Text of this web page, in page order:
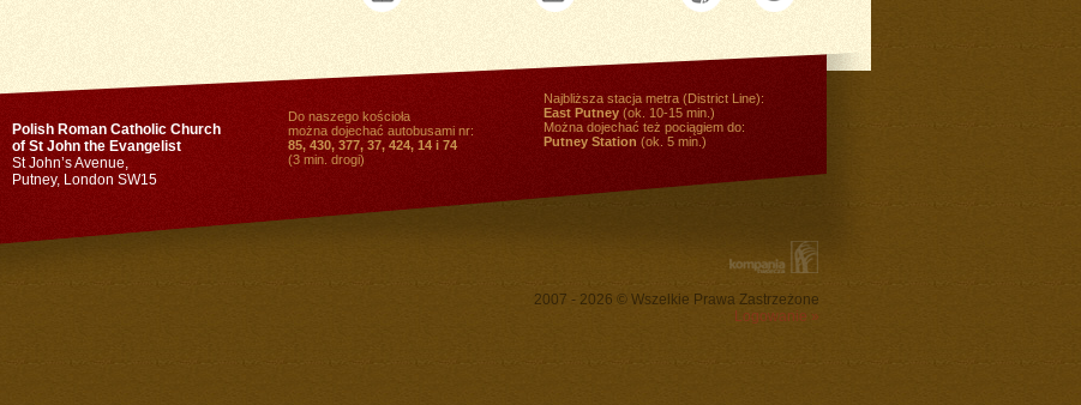
Polish Roman Catholic Church
of St John the Evangelist
St John’s Avenue,
Putney, London SW15
Do naszego kościoła
można dojechać autobusami nr:
85, 430, 377, 37, 424, 14 i 74
(3 min. drogi)
Najbliższa stacja metra (District Line):
East Putney (ok. 10-15 min.)
Można dojechać też pociągiem do:
Putney Station (ok. 5 min.)
2007 - 2026 © Wszelkie Prawa Zastrzeżone
Logowanie »